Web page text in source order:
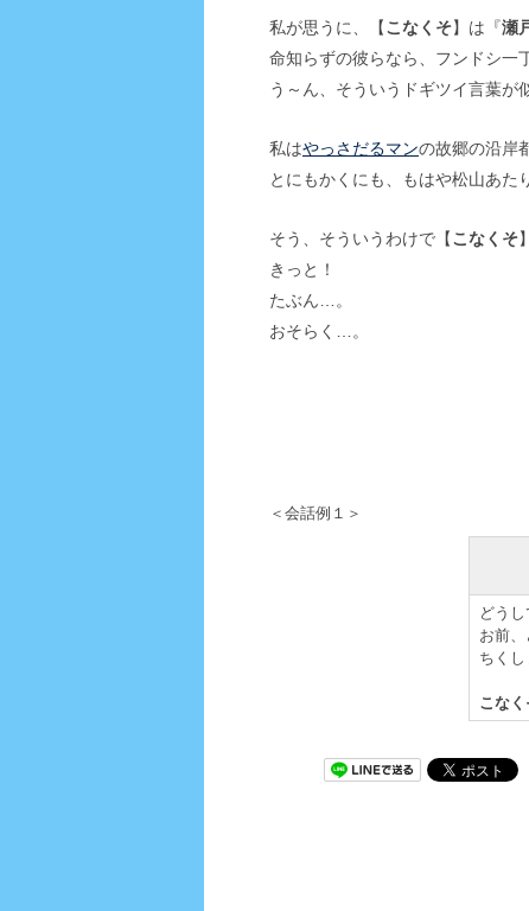
私が思うに、【こなくそ】は『瀬
命知らずの彼らなら、フンドシ一
う～ん、そういうドギツイ言葉が
私はやっさだるマンの故郷の沿岸
とにもかくにも、もはや松山あた
そう、そういうわけで【こなくそ
きっと！
たぶん…。
おそらく…。
＜会話例１＞
どう
お前、
ちくし
こなく